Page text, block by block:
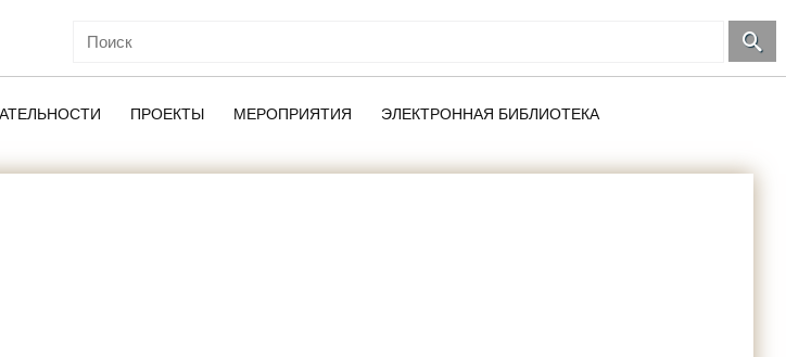
ПРОЕКТЫ МЕРОПРИЯТИЯ ЭЛЕКТРОННАЯ БИБЛИОТЕКА